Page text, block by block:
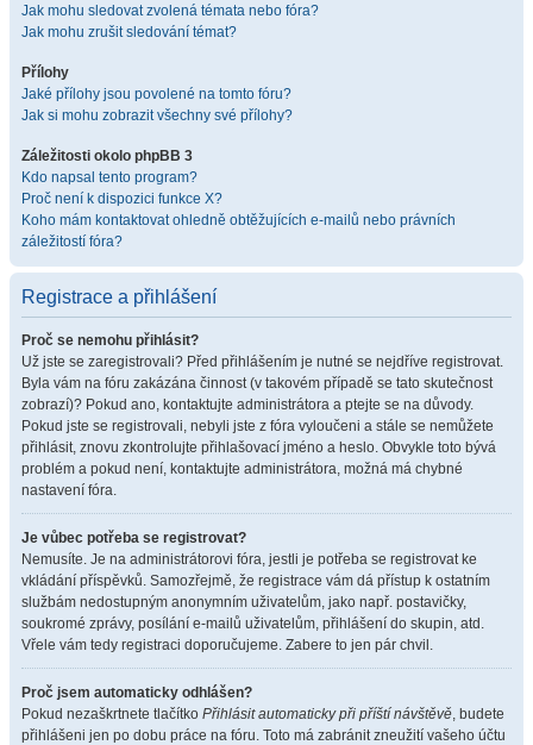
Jak mohu sledovat zvolená témata nebo fóra?
Jak mohu zrušit sledování témat?
Přílohy
Jaké přílohy jsou povolené na tomto fóru?
Jak si mohu zobrazit všechny své přílohy?
Záležitosti okolo phpBB 3
Kdo napsal tento program?
Proč není k dispozici funkce X?
Koho mám kontaktovat ohledně obtěžujících e-mailů nebo právních
záležitostí fóra?
Registrace a přihlášení
Proč se nemohu přihlásit?
Už jste se zaregistrovali? Před přihlášením je nutné se nejdříve registrovat.
Byla vám na fóru zakázána činnost (v takovém případě se tato skutečnost
zobrazí)? Pokud ano, kontaktujte administrátora a ptejte se na důvody.
Pokud jste se registrovali, nebyli jste z fóra vyloučeni a stále se nemůžete
přihlásit, znovu zkontrolujte přihlašovací jméno a heslo. Obvykle toto bývá
problém a pokud není, kontaktujte administrátora, možná má chybné
nastavení fóra.
Je vůbec potřeba se registrovat?
Nemusíte. Je na administrátorovi fóra, jestli je potřeba se registrovat ke
vkládání příspěvků. Samozřejmě, že registrace vám dá přístup k ostatním
službám nedostupným anonymním uživatelům, jako např. postavičky,
soukromé zprávy, posílání e-mailů uživatelům, přihlášení do skupin, atd.
Vřele vám tedy registraci doporučujeme. Zabere to jen pár chvil.
Proč jsem automaticky odhlášen?
Pokud nezaškrtnete tlačítko Přihlásit automaticky při příští návštěvě, budete
přihlášeni jen po dobu práce na fóru. Toto má zabránit zneužití vašeho účtu